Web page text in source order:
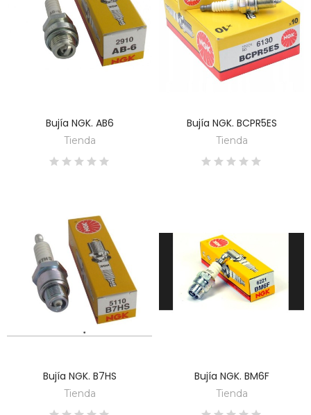
DESCUBRE
Bujía NGK. AB6
Tienda
DESCUBRE
Bujía NGK. BCPR5ES
Tienda
DESCUBRE
Bujía NGK. B7HS
Tienda
DESCUBRE
Bujía NGK. BM6F
Tienda